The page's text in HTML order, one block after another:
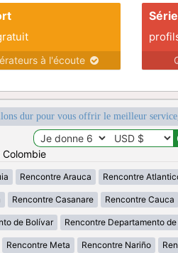
à l'écoute
dur pour vous offrir le meilleur
Rencontre Arauca Rencontre
Rencontre Casanare Rencontre Cauca
de Bolívar Rencontre Departamento
Rencontre Meta Rencontre Nariño